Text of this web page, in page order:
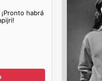
habrá